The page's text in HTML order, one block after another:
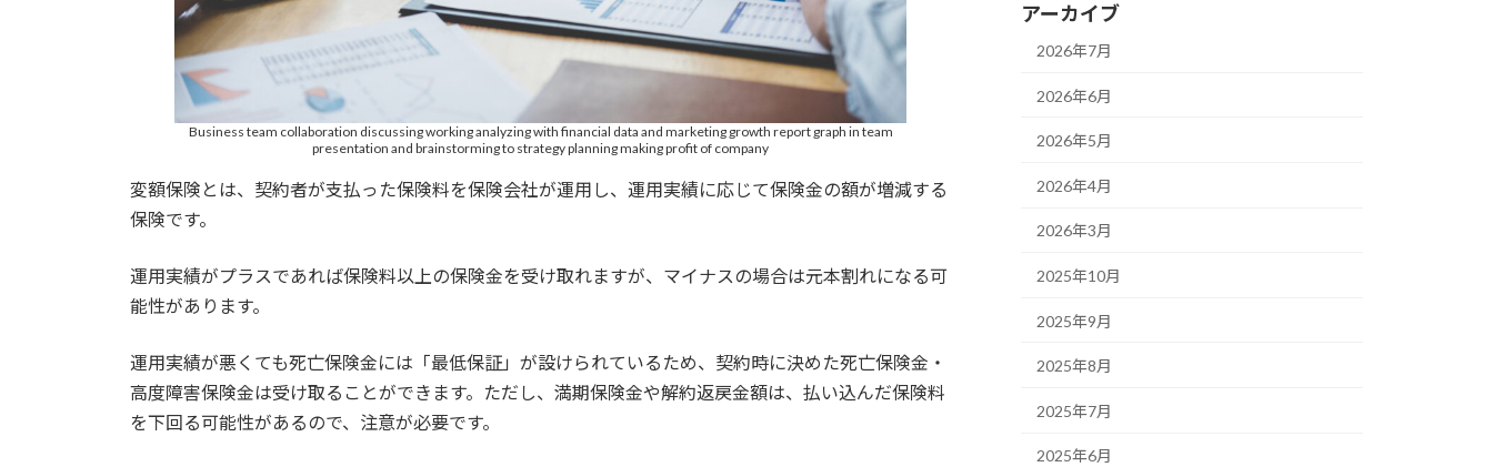
Business team collaboration discussing working analyzing with financial data and marketing growth report graph in team
presentation and brainstorming to strategy planning making profit of company
変額保険とは、契約者が支払った保険料を保険会社が運用し、運用実績に応じて保険金の額が増減する
保険です。
運用実績がプラスであれば保険料以上の保険金を受け取れますが、マイナスの場合は元本割れになる可
能性があります。
運用実績が悪くても死亡保険金には「最低保証」が設けられているため、契約時に決めた死亡保険金・
高度障害保険金は受け取ることができます。ただし、満期保険金や解約返戻金額は、払い込んだ保険料
を下回る可能性があるので、注意が必要です。
アーカイブ
2026年7月
2026年6月
2026年5月
2026年4月
2026年3月
2025年10月
2025年9月
2025年8月
2025年7月
2025年6月